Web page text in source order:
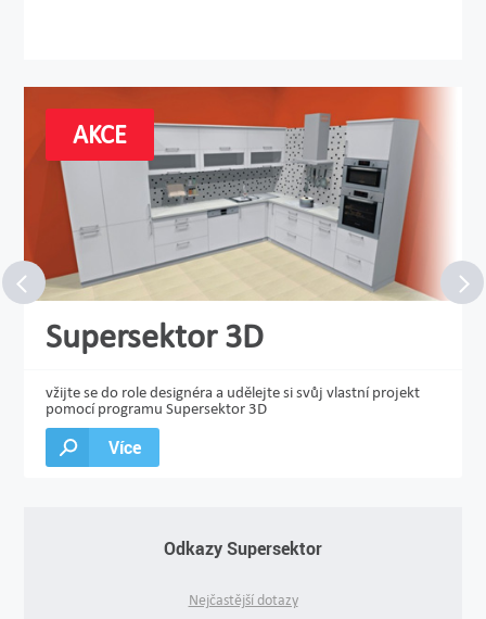
AKCE
Supersektor 3D
vžijte se do role designéra a udělejte si svůj vlastní projekt
pomocí programu Supersektor 3D
Více
Odkazy Supersektor
Nejčastější dotazy